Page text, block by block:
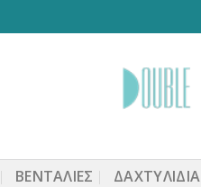
ΒΕΝΤΆΛΙΕΣ ΔΑΧΤΥΛΙΔΙΑ